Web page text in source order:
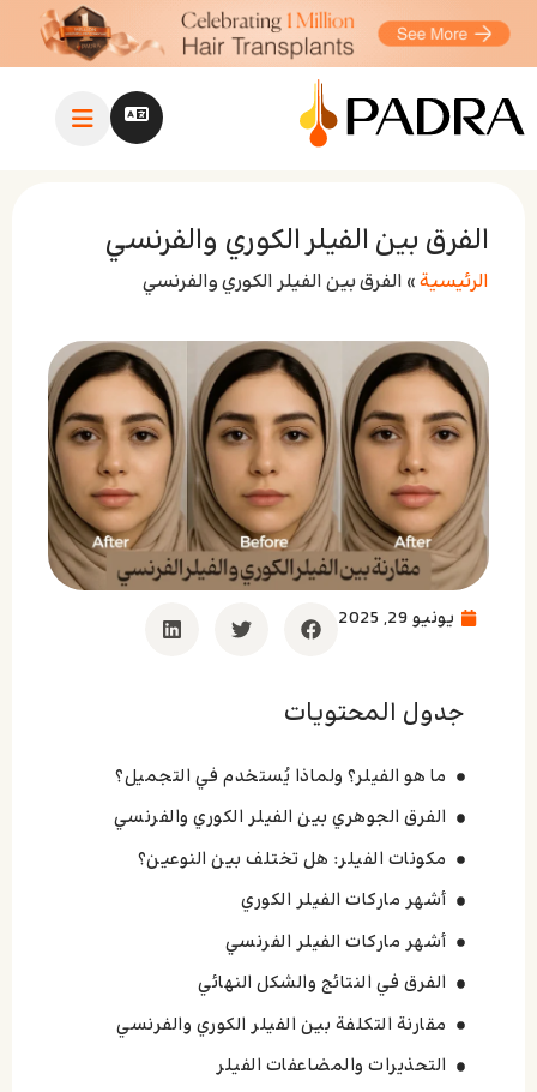
الفرق بين الفيلر الكوري والفرنسي
الرئيسية» الفرق بين الفيلر الكوري والفرنسي
يونيو 29, 2025
جدول المحتويات
ما هو الفيلر؟ ولماذا يُستخدم في التجميل؟
الفرق الجوهري بين الفيلر الكوري والفرنسي
مكونات الفيلر: هل تختلف بين النوعين؟
أشهر ماركات الفيلر الكوري
أشهر ماركات الفيلر الفرنسي
الفرق في النتائج والشكل النهائي
مقارنة التكلفة بين الفيلر الكوري والفرنسي
التحذيرات والمضاعفات الفیلر